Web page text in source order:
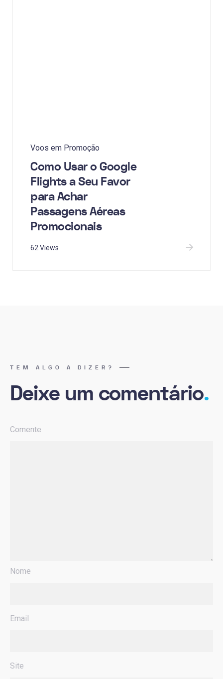
Voos em Promoção
Como Usar o Google
Flights a Seu Favor
para Achar
Passagens Aéreas
Promocionais
62 Views
TEM ALGO A DIZER?
Deixe um comentário.
Comente
Nome
Email
Site